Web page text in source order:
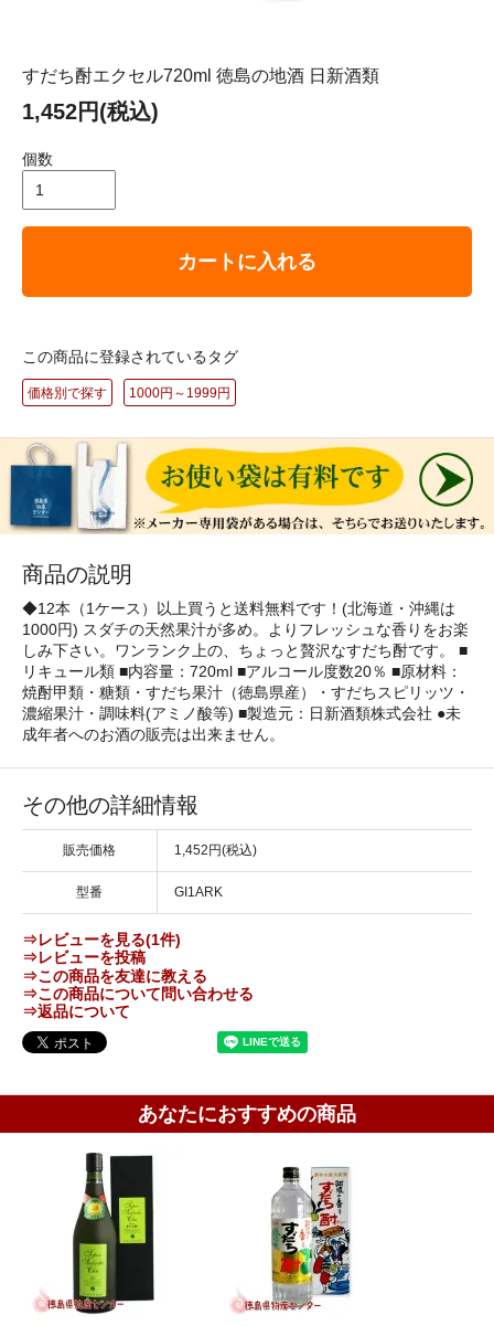
すだち酎エクセル720ml 徳島の地酒 日新酒類
1,452円(税込)
個数
カートに入れる
この商品に登録されているタグ
価格別で探す 1000円～1999円
商品の説明
◆12本（1ケース）以上買うと送料無料です！(北海道・沖縄は
1000円) スダチの天然果汁が多め。よりフレッシュな香りをお楽
しみ下さい。ワンランク上の、ちょっと贅沢なすだち酎です。 ■
リキュール類 ■内容量：720ml ■アルコール度数20％ ■原材料：
焼酎甲類・糖類・すだち果汁（徳島県産）・すだちスピリッツ・
濃縮果汁・調味料(アミノ酸等) ■製造元：日新酒類株式会社 ●未
成年者へのお酒の販売は出来ません。
その他の詳細情報
販売価格 1,452円(税込)
型番 GI1ARK
⇒レビューを見る(1件)
⇒レビューを投稿
⇒この商品を友達に教える
⇒この商品について問い合わせる
⇒返品について
あなたにおすすめの商品